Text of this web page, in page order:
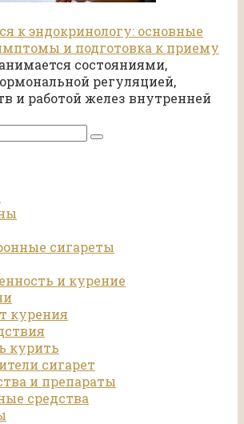
к эндокринологу: основные
и подготовка к приему
состояниями,
регуляцией,
и работой желез внутренней
сигареты
и курение
курения
курить
сигарет
и препараты
средства